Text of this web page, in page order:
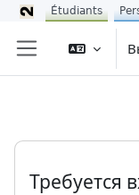
Перейти к
Боковая
Требуется
Étudiants